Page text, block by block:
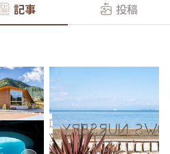
記事 投稿